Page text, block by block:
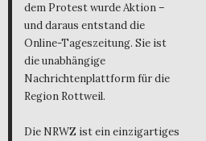
dem Protest wurde Aktion –
und daraus entstand die
Online-Tageszeitung. Sie ist
die unabhängige
Nachrichtenplattform für die
Region Rottweil.
Die NRWZ ist ein einzigartiges